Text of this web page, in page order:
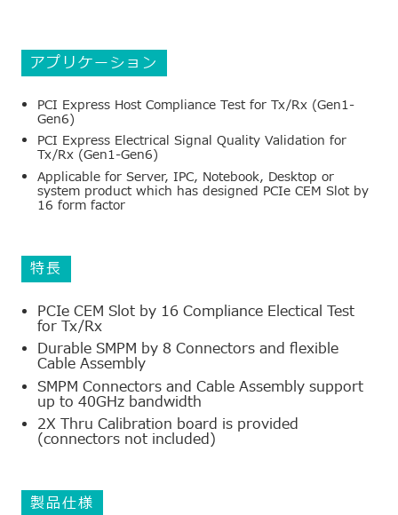
アプリケーション
PCI Express Host Compliance Test for Tx/Rx (Gen1-
Gen6)
PCI Express Electrical Signal Quality Validation for
Tx/Rx (Gen1-Gen6)
Applicable for Server, IPC, Notebook, Desktop or
system product which has designed PCIe CEM Slot by
16 form factor
特長
PCIe CEM Slot by 16 Compliance Electical Test
for Tx/Rx
Durable SMPM by 8 Connectors and flexible
Cable Assembly
SMPM Connectors and Cable Assembly support
up to 40GHz bandwidth
2X Thru Calibration board is provided
(connectors not included)
製品仕様